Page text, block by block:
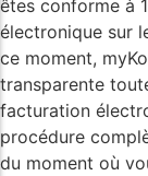
êtes conforme à
électronique sur
ce moment,
transparente
facturation
procédure
du moment où